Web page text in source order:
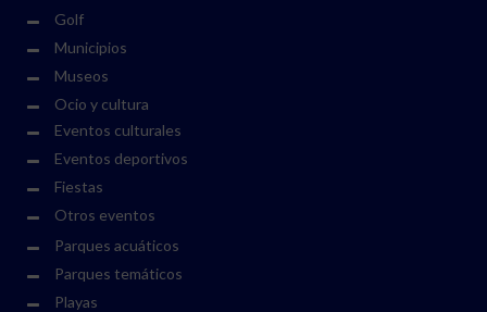
Golf
Municipios
Museos
Ocio y cultura
Eventos culturales
Eventos deportivos
Fiestas
Otros eventos
Parques acuáticos
Parques temáticos
Playas